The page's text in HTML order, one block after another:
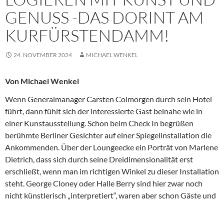
GENUSS -DAS DORINT AM
KURFÜRSTENDAMM!
24. NOVEMBER 2024 MICHAEL WENKEL
Von Michael Wenkel
Wenn Generalmanager Carsten Colmorgen durch sein Hotel
führt, dann fühlt sich der interessierte Gast beinahe wie in
einer Kunstausstellung. Schon beim Check In begrüßen
berühmte Berliner Gesichter auf einer Spiegelinstallation die
Ankommenden. Über der Loungeecke ein Porträt von Marlene
Dietrich, dass sich durch seine Dreidimensionalität erst
erschließt, wenn man im richtigen Winkel zu dieser Installation
steht. George Cloney oder Halle Berry sind hier zwar noch
nicht künstlerisch „interpretiert“, waren aber schon Gäste und